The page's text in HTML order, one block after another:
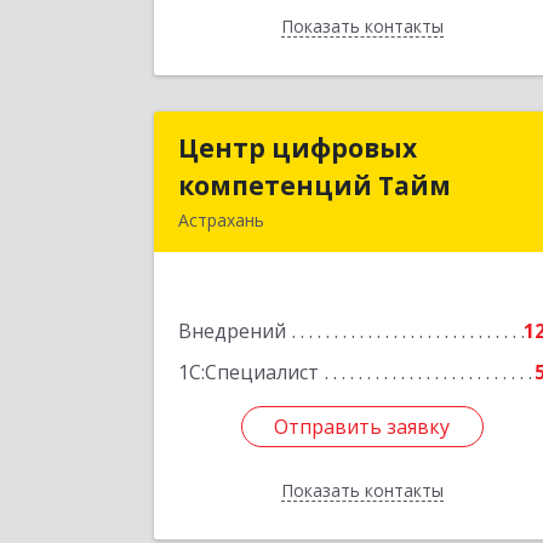
Показать контакты
Назад
Центр цифровых
компетенций Тайм
Астрахань
Внедрений
1С:Специалист
Отправить заявку
Показать контакты
Центр цифровых
компетенций Тайм
литера В,
Отправить заявку
Назад